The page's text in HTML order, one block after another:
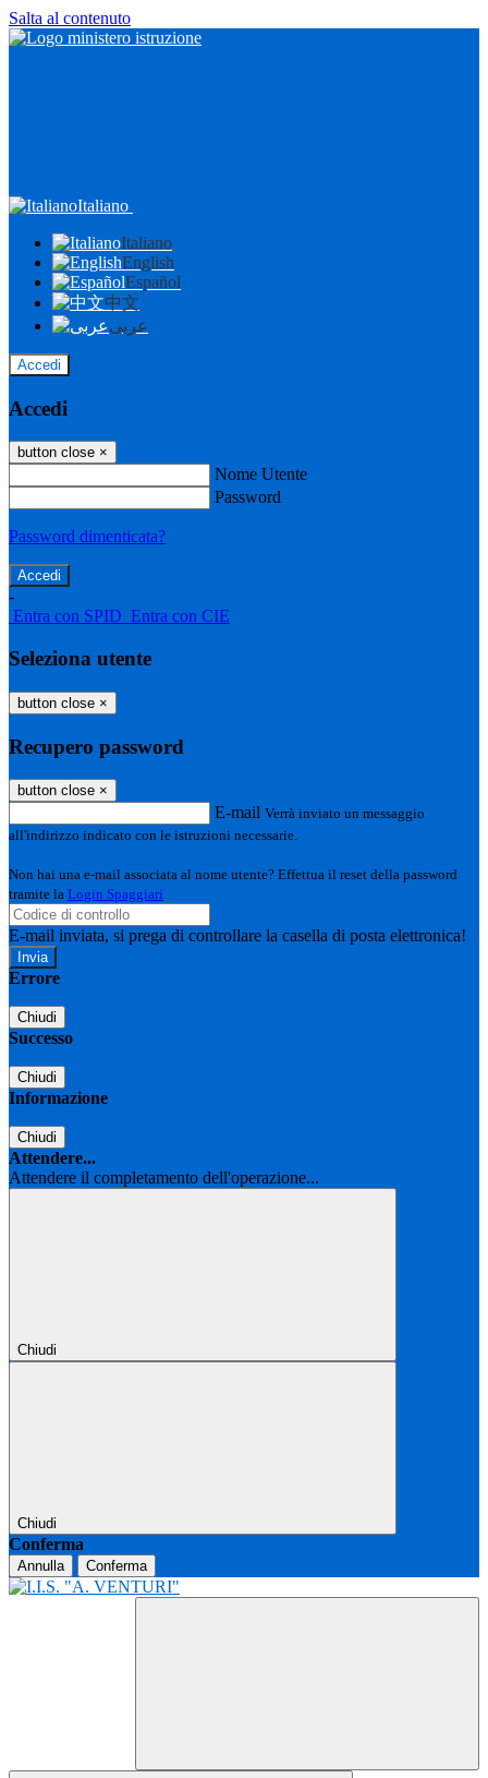
Salta al contenuto
Italiano
Italiano
English
Español
中文
عربى
Accedi
Accedi
button close ×
Nome Utente
Password
Password dimenticata?
-
Entra con SPID Entra con CIE
Seleziona utente
button close ×
Recupero password
button close ×
E-mail Verrà inviato un messaggio
all'indirizzo indicato con le istruzioni necessarie.
Non hai una e-mail associata al nome utente? Effettua il reset della password
tramite la Login Spaggiari
E-mail inviata, si prega di controllare la casella di posta elettronica!
Errore
Chiudi
Successo
Chiudi
Informazione
Chiudi
Attendere...
Attendere il completamento dell'operazione...
Chiudi
Chiudi
Conferma
Annulla Conferma